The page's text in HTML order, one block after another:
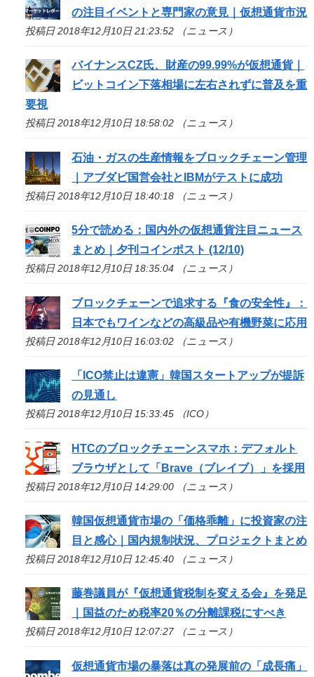
の注目イベントと専門家の意見｜仮想通貨市況
投稿日 2018年12月10日 21:23:52 （ニュース）
バイナンスCZ氏、財産の99.99%が仮想通貨｜
ビットコイン下落相場に左右されずに普及を重
要視
投稿日 2018年12月10日 18:58:02 （ニュース）
石油・ガスの生産情報をブロックチェーン管理
｜アブダビ国営会社とIBMがテストに成功
投稿日 2018年12月10日 18:40:18 （ニュース）
5分で読める：国内外の仮想通貨注目ニュース
まとめ｜夕刊コインポスト (12/10)
投稿日 2018年12月10日 18:35:04 （ニュース）
ブロックチェーンで追求する『食の安全性』：
日本でもワインなどの高級品や有機野菜に応用
投稿日 2018年12月10日 16:03:02 （ニュース）
「 ICO禁止は違憲」韓国スタートアップが提訴
の見通し
投稿日 2018年12月10日 15:33:45 （ICO）
HTCのブロックチェーンスマホ：デフォルト
ブラウザとして「Brave（ブレイブ）」を採用
投稿日 2018年12月10日 14:29:00 （ニュース）
韓国仮想通貨市場の「価格乖離」に投資家の注
目と感心｜国内規制状況、プロジェクトまとめ
投稿日 2018年12月10日 12:45:40 （ニュース）
藤巻議員が『仮想通貨税制を変える会』を発足
｜国益のため税率20％の分離課税にすべき
投稿日 2018年12月10日 12:07:27 （ニュース）
仮想通貨市場の暴落は真の発展前の「成長痛」